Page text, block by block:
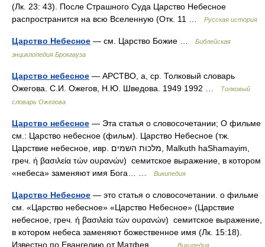
(Лк. 23: 43). После Страшного Суда Царство Небесное
распространится на всю Вселенную (Отк. 11 …
Русская история
Царство Небесное — см. Царство Божие …
Библейская
энциклопедия Брокгауза
Царство небесное — АРСТВО, а, ср. Толковый словарь
Ожегова. С.И. Ожегов, Н.Ю. Шведова. 1949 1992 …
Толковый
словарь Ожегова
Царство небесное — Эта статья о словосочетании; О фильме
см.: Царство небесное (фильм). Царство Небесное (тж.
Царствие небесное, ивр. ‎מלכות השמים‎, Malkuth haShamayim,
греч. ή βασιλεία τών ουρανών) семитское выражение, в котором
«небеса» заменяют имя Бога… …
Википедия
Царство Небесное — это статья о словосочетании. о фильме
см. «Царство небесное» «Царство Небесное» (Царствие
небесное, греч. ή βασιλεία τών ουρανών) семитское выражение,
в котором небеса заменяют божественное имя (Лк. 15:18).
Известно по Евангелию от Матфея,… …
Википедия